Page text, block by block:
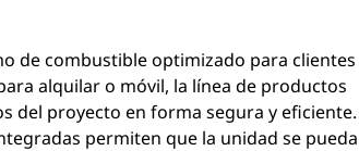
de combustible optimizado para clientes
alquilar o móvil, la línea de productos
del proyecto en forma segura y eficiente.
permiten que la unidad se pueda